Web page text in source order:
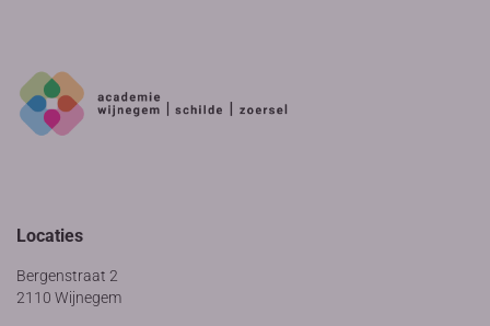
Locaties
Bergenstraat 2
2110 Wijnegem